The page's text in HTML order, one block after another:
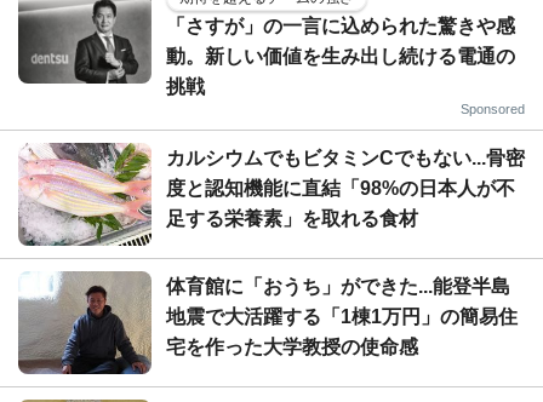
「さすが」の一言に込められた驚きや感
動。新しい価値を生み出し続ける電通の
挑戦
Sponsored
カルシウムでもビタミンCでもない...骨密
度と認知機能に直結「98%の日本人が不
足する栄養素」を取れる食材
体育館に「おうち」ができた...能登半島
地震で大活躍する「1棟1万円」の簡易住
宅を作った大学教授の使命感